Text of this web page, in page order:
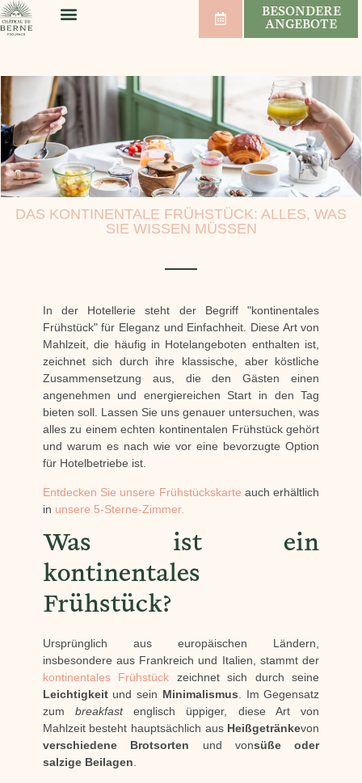
BESONDERE
ANGEBOTE
DAS KONTINENTALE FRÜHSTÜCK: ALLES, WAS
SIE WISSEN MÜSSEN
In der Hotellerie steht der Begriff "kontinentales
Frühstück" für Eleganz und Einfachheit. Diese Art von
Mahlzeit, die häufig in Hotelangeboten enthalten ist,
zeichnet sich durch ihre klassische, aber köstliche
Zusammensetzung aus, die den Gästen einen
angenehmen und energiereichen Start in den Tag
bieten soll. Lassen Sie uns genauer untersuchen, was
alles zu einem echten kontinentalen Frühstück gehört
und warum es nach wie vor eine bevorzugte Option
für Hotelbetriebe ist.
Entdecken Sie unsere Frühstückskarte auch erhältlich
in unsere 5-Sterne-Zimmer.
Was ist ein
kontinentales
Frühstück?
Ursprünglich aus europäischen Ländern,
insbesondere aus Frankreich und Italien, stammt der
kontinentales Frühstück zeichnet sich durch seine
Leichtigkeitund sein Minimalismus . Im Gegensatz
zumbreakfastenglisch üppiger, diese Art von
Mahlzeit besteht hauptsächlich aus Heißgetränkevon
verschiedene Brotsorten und vonsüße oder
salzige Beilagen